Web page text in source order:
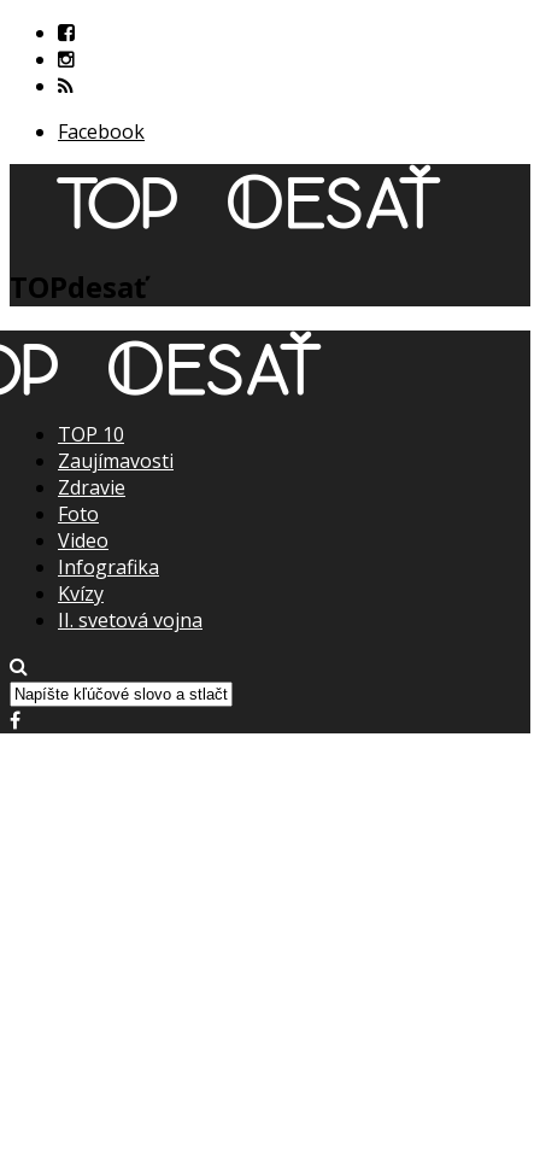
Facebook
TOPdesať
TOP 10
Zaujímavosti
Zdravie
Foto
Video
Infografika
Kvízy
II. svetová vojna